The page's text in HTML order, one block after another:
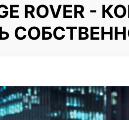
ROVER -